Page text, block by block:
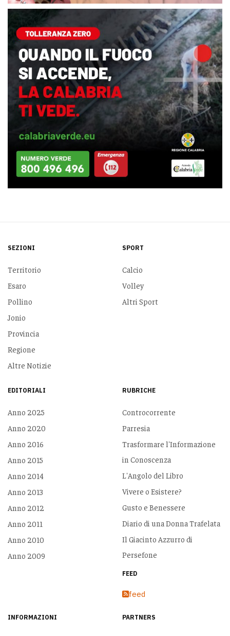
SEZIONI
Territorio
Esaro
Pollino
Jonio
Provincia
Regione
Altre Notizie
SPORT
Calcio
Volley
Altri Sport
EDITORIALI
Anno 2025
Anno 2020
Anno 2016
Anno 2015
Anno 2014
Anno 2013
Anno 2012
Anno 2011
Anno 2010
Anno 2009
RUBRICHE
Controcorrente
Parresia
Trasformare l'Informazione
in Conoscenza
L'Angolo del Libro
Vivere o Esistere?
Gusto e Benessere
Diario di una Donna Trafelata
Il Giacinto Azzurro di
Persefone
FEED
feed
INFORMAZIONI PARTNERS